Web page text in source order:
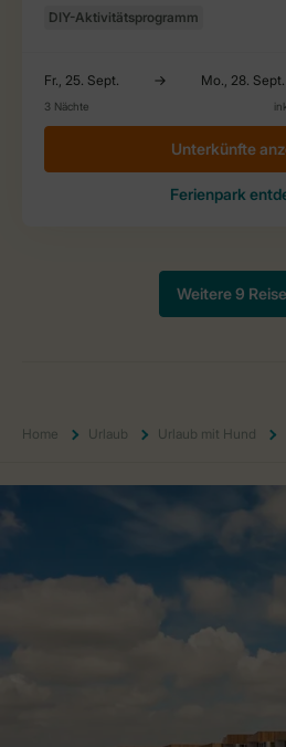
Home Urlaub Urlaub mit Hund